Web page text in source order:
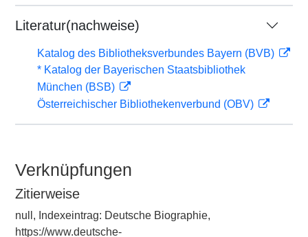
Literatur(nachweise)
Katalog des Bibliotheksverbundes Bayern (BVB)
* Katalog der Bayerischen Staatsbibliothek
München (BSB)
Österreichischer Bibliothekenverbund (OBV)
Verknüpfungen
Zitierweise
null, Indexeintrag: Deutsche Biographie,
https://www.deutsche-